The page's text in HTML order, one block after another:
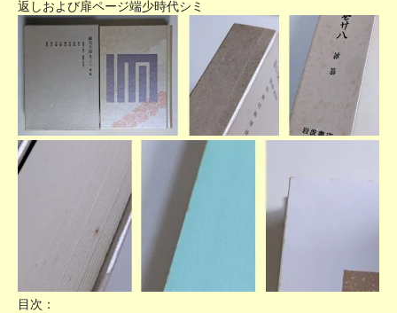
返しおよび扉ページ端少時代シミ
目次：